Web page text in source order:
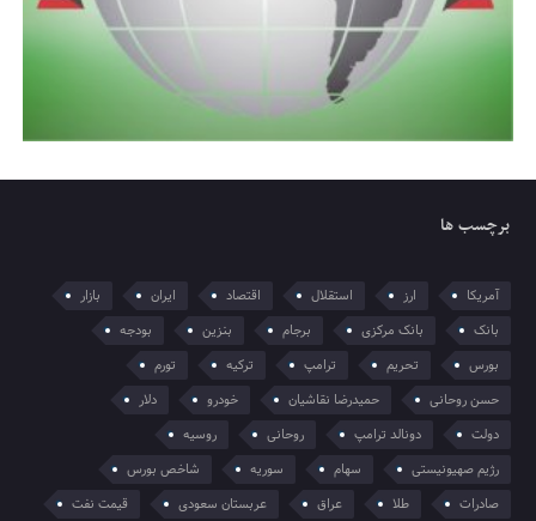
برچسب ها
آمریکا ارز استقلال اقتصاد ایران
بازار
بانک
بانک مرکزی برجام بنزین
بودجه
بورس
تحریم ترامپ ترکیه
تورم
حسن روحانی
حمیدرضا نقاشیان خودرو
دلار
دولت
دونالد ترامپ روحانی
روسیه
رژیم صهیونیستی
سهام سوریه
شاخص بورس
صادرات
طلا عراق عربستان سعودی قیمت نفت